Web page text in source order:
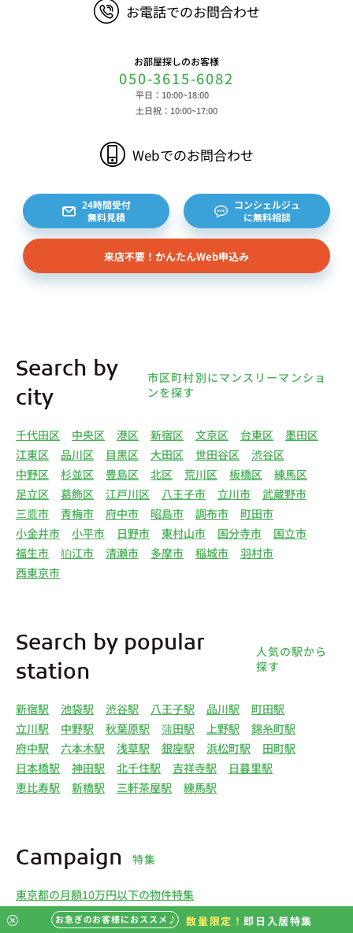
お電話でのお問合わせ
お部屋探しのお客様
050-3615-6082
平日：10:00~18:00
土日祝：10:00~17:00
Webでのお問合わせ
24時間受付
無料見積
コンシェルジュ
に無料相談
来店不要！かんたんWeb申込み
Search by
city
市区町村別にマンスリーマンショ
ンを探す
千代田区 中央区 港区 新宿区 文京区 台東区
墨田区
江東区
品川区 目黒区 大田区 世田谷区
渋谷区
中野区
杉並区 豊島区 北区 荒川区 板橋区
練馬区
足立区
葛飾区 江戸川区 八王子市 立川市
武蔵野市
三鷹市
青梅市 府中市 昭島市 調布市
町田市
小金井市
小平市 日野市 東村山市 国分寺市
国立市
福生市
狛江市 清瀬市 多摩市 稲城市
羽村市
西東京市
Search by popular
station
人気の駅から
探す
新宿駅 池袋駅 渋谷駅 八王子駅 品川駅
町田駅
立川駅
中野駅 秋葉原駅 蒲田駅 上野駅
錦糸町駅
府中駅
六本木駅 浅草駅 銀座駅 浜松町駅
田町駅
日本橋駅
神田駅 北千住駅 吉祥寺駅
日暮里駅
恵比寿駅
新橋駅 三軒茶屋駅 練馬駅
Campaign 特集
東京都の月額10万円以下の物件特集
神奈川県の月額10万円以下の物件特集
お急ぎのお客様におススメ♪ 数量限定！ 即日入居特集